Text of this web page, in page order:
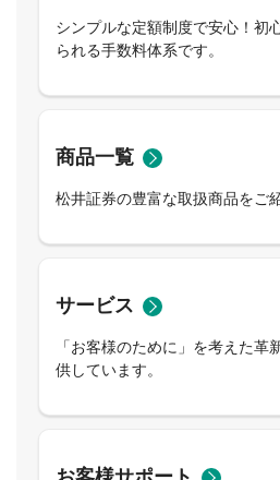
シンプルな定額制度で安心！初
られる手数料体系です。
商品一覧
松井証券の豊富な取扱商品をご
サービス
「お客様のために」を考えた革
供しています。